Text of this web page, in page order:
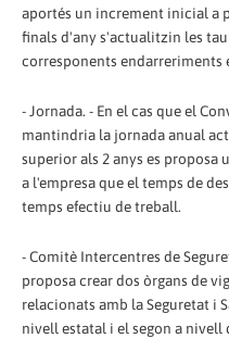
aportés un increment inicial a
finals d'any s'actualitzin les
corresponents endarreriments
- Jornada. - En el cas que el
mantindria la jornada anual
superior als 2 anys es proposa
a l'empresa que el temps de
temps efectiu de treball.
- Comitè Intercentres de
proposa crear dos òrgans de
relacionats amb la Seguretat i
nivell estatal i el segon a